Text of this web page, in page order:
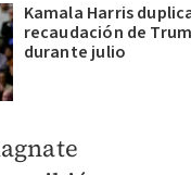
Kamala Harris
recaudación de
durante julio